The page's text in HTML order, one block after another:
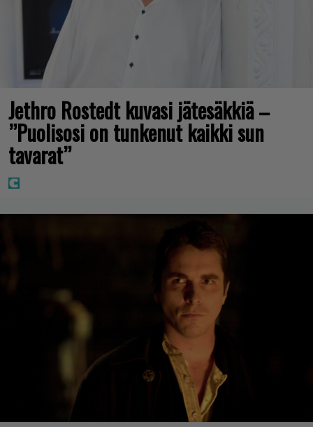
Jethro Rostedt kuvasi jätesäkkiä –
”Puolisosi on tunkenut kaikki sun
tavarat”